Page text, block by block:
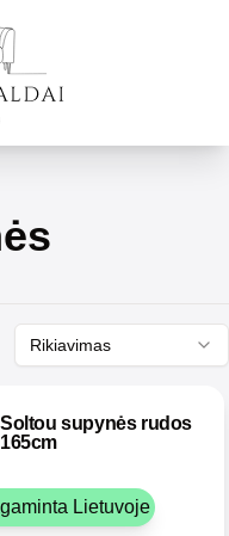
Rikiavimas
Soltou supynės rudos
165cm
Lietuvoje